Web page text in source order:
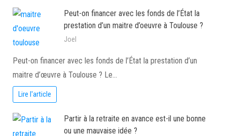
Peut-on financer avec les fonds de l’État la
prestation d’un maitre d’oeuvre à Toulouse ?
Joel
Peut-on financer avec les fonds de l’État la prestation d’un
maitre d’œuvre à Toulouse ? Le…
Lire l'article
Partir à la retraite en avance est-il une bonne
ou une mauvaise idée ?